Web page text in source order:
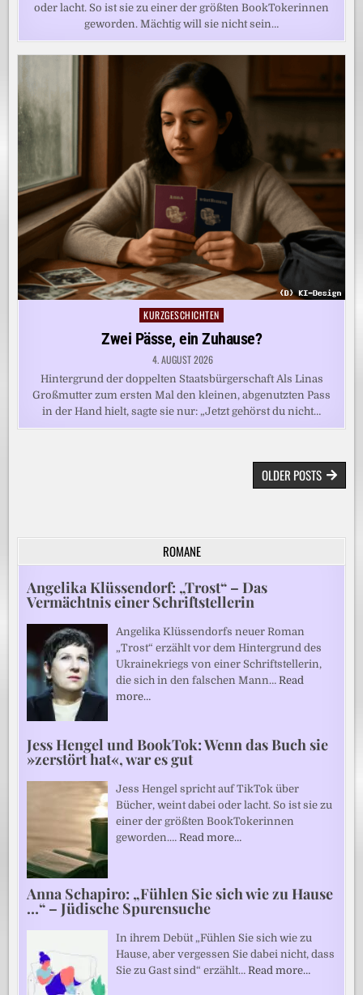
oder lacht. So ist sie zu einer der größten BookTokerinnen
geworden. Mächtig will sie nicht sein…
Posted
in
KURZGESCHICHTEN
Zwei Pässe, ein Zuhause?
4. AUGUST 2026
Hintergrund der doppelten Staatsbürgerschaft Als Linas
Großmutter zum ersten Mal den kleinen, abgenutzten Pass
in der Hand hielt, sagte sie nur: „Jetzt gehörst du nicht…
BEITRAGSNAVIGATIONOLDER POSTS
ROMANE
Angelika Klüssendorf: „Trost“ – Das
Vermächtnis einer Schriftstellerin
Angelika Klüssendorfs neuer Roman
„Trost“ erzählt vor dem Hintergrund des
Ukrainekriegs von einer Schriftstellerin,
die sich in den falschen Mann…Read
more…
Jess Hengel und BookTok: Wenn das Buch sie
»zerstört hat«, war es gut
Jess Hengel spricht auf TikTok über
Bücher, weint dabei oder lacht. So ist sie zu
einer der größten BookTokerinnen
geworden.…Read more…
Anna Schapiro: „Fühlen Sie sich wie zu Hause
…“ – Jüdische Spurensuche
In ihrem Debüt „Fühlen Sie sich wie zu
Hause, aber vergessen Sie dabei nicht, dass
Sie zu Gast sind“ erzählt…Read more…